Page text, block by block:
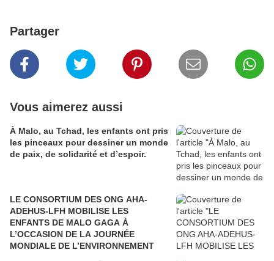
Partager
Vous aimerez aussi
À Malo, au Tchad, les enfants ont pris
les pinceaux pour dessiner un monde
de paix, de solidarité et d’espoir.
LE CONSORTIUM DES ONG AHA-
ADEHUS-LFH MOBILISE LES
ENFANTS DE MALO GAGA À
L’OCCASION DE LA JOURNÉE
MONDIALE DE L’ENVIRONNEMENT